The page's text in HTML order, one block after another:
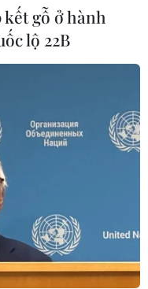
Campuchia trên
khách hàng ưa
mặc dù vắng bóng
vẫn là sản phẩm có
tốt.
gỗ ở hành
lộ 22B